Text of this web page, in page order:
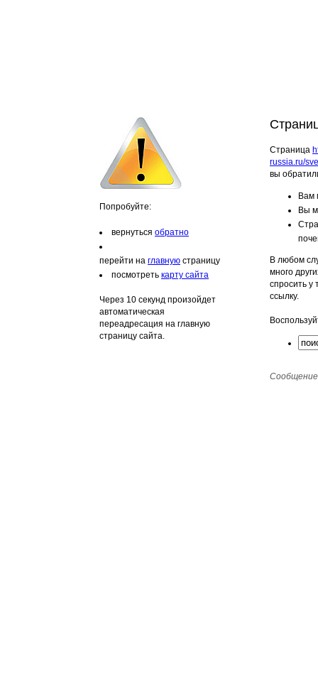
Попробуйте:
вернуться обратно
перейти на главную страницу
посмотреть карту сайта
Через 10 секунд произойдет
автоматическая
переадресация на главную
страницу сайта.
Страница
russia.ru/
вы
Вам
Вы
В любом
много
спросить у
ссылку.